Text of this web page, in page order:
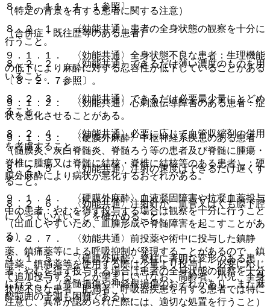
（特定の背景を有する患者に関する注意）
（合併症・既往歴等のある患者）
９．１．１． 〈効能共通〉全身状態不良な患者：生理機能
の低下により麻酔に対する忍容性が低下していることがある
〔８．２．７参照〕。
９．１．２． 〈効能共通〉心刺激伝導障害のある患者：症
状を悪化させることがある。
９．１．３． 〈硬膜外麻酔〉中枢神経系疾患のある患者
（髄膜炎、灰白脊髄炎、脊髄ろう等の患者及び脊髄に腫瘍・
脊椎に腫瘍又は脊髄に結核・脊椎に結核等のある患者）：硬
膜外麻酔により病状が悪化するおそれがある。
９．１．４． 〈硬膜外麻酔〉血液凝固障害や抗凝血薬投与
中の患者：やむを得ず投与する場合は観察を十分に行うこと
（出血しやすいため、血腫形成や脊髄障害を起こすことがあ
る）。
９．１．５． 〈硬膜外麻酔〉脊柱に著明な変形のある患
者：やむを得ず投与する場合は患者の全身状態の観察を十分
に行うこと（脊髄損傷や神経根損傷のおそれがあり、また麻
酔範囲の予測も困難である）。
８．５、１１．１．１参照〕。
８．２．１． 〈効能共通〉患者の全身状態の観察を十分に
行うこと。
８．２．２． 〈効能共通〉できるだけ薄い濃度のものを用
いること。
８．２．３． 〈効能共通〉できるだけ必要最少量にとどめ
ること。
８．２．４． 〈効能共通〉必要に応じて血管収縮剤の併用
を考慮すること。
８．２．５． 〈効能共通〉注射の速度はできるだけ遅くす
ること。
８．２．６． 〈効能共通〉注射針が、血管又はくも膜下腔
に入っていないことを確かめること。
８．２．７． 〈効能共通〉前投薬や術中に投与した鎮静
薬、鎮痛薬等による呼吸抑制が発現することがあるので、鎮
静薬、鎮痛薬等を使用する際は少量より投与し、必要に応じ
て追加投与することが望ましい（なお、高齢者、小児、全身
状態不良な患者、肥満者、呼吸器疾患を有する患者では特に
注意し、異常が認められた際には、適切な処置を行うこと）